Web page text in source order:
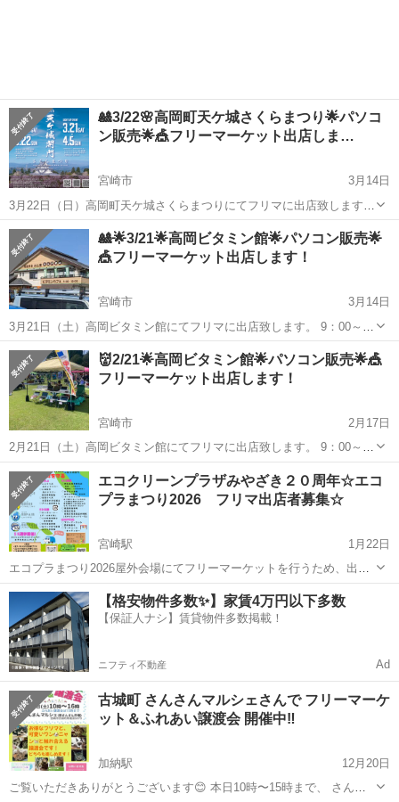
🎎3/22🌸高岡町天ケ城さくらまつり🌟パソコ
ン販売🌟🎪フリーマーケット出店しま…
宮崎市
3月14日
3月22日（日）高岡町天ケ城さくらまつりにてフリマに出店致します。
10：00～17：00 中古ノートパソコン出品します。１０台 WIN11＆
Office2021の入ったノートパソコン 21800円！よりそ...
宮崎 宮崎市 フリーマーケット まつり
🎎🌟3/21🌟高岡ビタミン館🌟パソコン販売🌟
🎪フリーマーケット出店します！
宮崎市
3月14日
3月21日（土）高岡ビタミン館にてフリマに出店致します。 9：00～
16：00 中古ノートパソコン出品します。１０台 WIN11＆Office2021の
入ったノートパソコン 21800円！よりそろえておりま...
宮崎 宮崎市 フリーマーケット フリマ
👹2/21🌟高岡ビタミン館🌟パソコン販売🌟🎪
フリーマーケット出店します！
宮崎市
2月17日
2月21日（土）高岡ビタミン館にてフリマに出店致します。 9：00～
16：00 中古ノートパソコン出品します。１０台 WIN11＆Office2021の
入ったノートパソコン 21800円！よりそろえておりま...
宮崎 宮崎市 フリーマーケット フリマ
エコクリーンプラザみやざき２０周年☆エコ
プラまつり2026 フリマ出店者募集☆
宮崎駅
1月22日
エコプラまつり2026屋外会場にてフリーマーケットを行うため、出店
者を募集します。 出店を希望される方は、エコクリーンプラザみやざ
きホームページにある『出店規約』をご確認していただき、出店申込
書にてご応募ください。 ...
宮崎 宮崎市 宮崎駅 フリーマーケット まつり
【格安物件多数✨】家賃4万円以下多数
【保証人ナシ】賃貸物件多数掲載！
ニフティ不動産 Ad
古城町 さんさんマルシェさんで フリーマーケ
ット＆ふれあい譲渡会 開催中‼️
加納駅
12月20日
ご覧いただきありがとうございます😊 本日10時〜15時まで、 さんさ